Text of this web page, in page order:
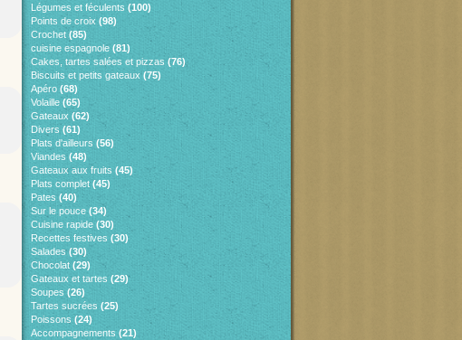
Légumes et féculents (100)
Points de croix (98)
Crochet(85)
cuisine espagnole (81)
Cakes, tartes salées et pizzas (76)
Biscuits et petits gateaux (75)
Apéro (68)
Volaille (65)
Gateaux (62)
Divers (61)
Plats d'ailleurs (56)
Viandes (48)
Gateaux aux fruits (45)
Plats complet(45)
Pates (40)
Sur le pouce (34)
Cuisine rapide (30)
Recettes festives (30)
Salades(30)
Chocolat (29)
Gateaux et tartes (29)
Soupes (26)
Tartes sucrées (25)
Poissons(24)
Accompagnements (21)